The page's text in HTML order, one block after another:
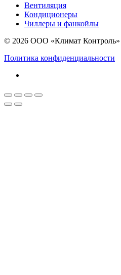
Вентиляция
Кондиционеры
Чиллеры и фанкойлы
© 2026 ООО «Климат Контроль»
Политика конфиденциальности